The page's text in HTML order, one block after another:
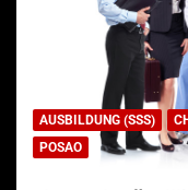
AUSBILDUNG (SSS)
POSAO